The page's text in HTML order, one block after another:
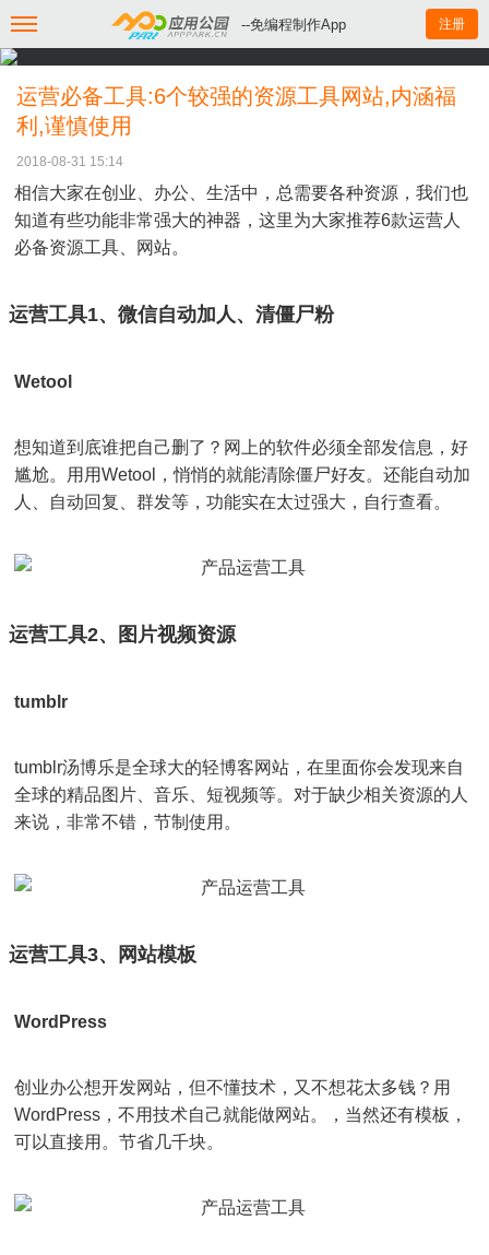
--免编程制作App 注册
运营必备工具:6个较强的资源工具网站,内涵福
利,谨慎使用
2018-08-31 15:14
相信大家在创业、办公、生活中，总需要各种资源，我们也
知道有些功能非常强大的神器，这里为大家推荐6款运营人
必备资源工具、网站。
运营工具1、微信自动加人、清僵尸粉
Wetool
想知道到底谁把自己删了？网上的软件必须全部发信息，好
尴尬。用用Wetool，悄悄的就能清除僵尸好友。还能自动加
人、自动回复、群发等，功能实在太过强大，自行查看。
运营工具2、图片视频资源
tumblr
tumblr汤博乐是全球大的轻博客网站，在里面你会发现来自
全球的精品图片、音乐、短视频等。对于缺少相关资源的人
来说，非常不错，节制使用。
运营工具3、网站模板
WordPress
创业办公想开发网站，但不懂技术，又不想花太多钱？用
WordPress，不用技术自己就能做网站。，当然还有模板，
可以直接用。节省几千块。